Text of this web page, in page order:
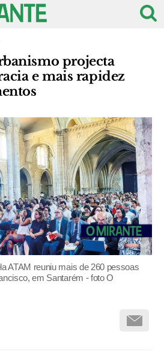
projecta
e mais rapidez
ATAM reuniu mais de 260 pessoas
em Santarém - foto O